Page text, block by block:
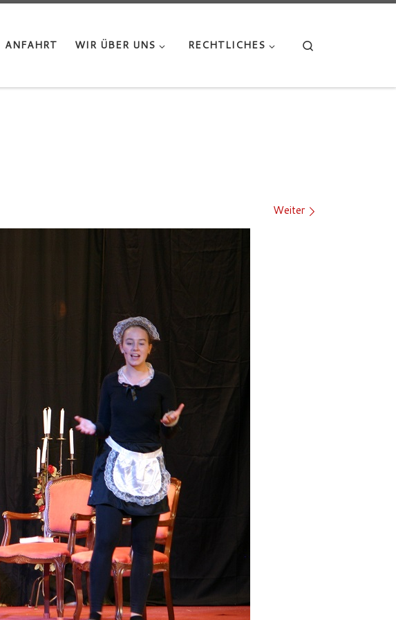
ANFAHRT WIR ÜBER UNS RECHTLICHES
Weiter